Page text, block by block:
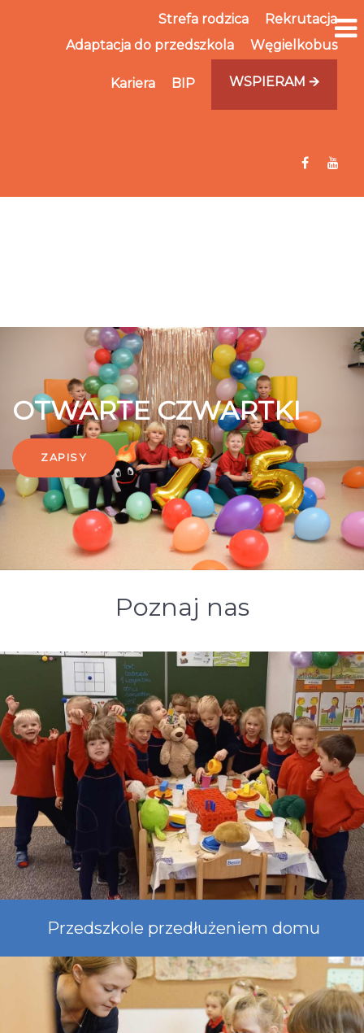
Strefa rodzica
Rekrutacja
Adaptacja do przedszkola
Węgielkobus
Kariera BIP WSPIERAM 🡪
OTWARTE CZWARTKI
ZAPISY
Poznaj nas
Przedszkole przedłużeniem domu